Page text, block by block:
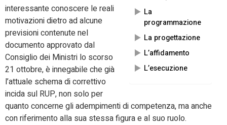
La
programmazione
La progettazione
L’affidamento
L’esecuzione
interessante conoscere le reali
motivazioni dietro ad alcune
previsioni contenute nel
documento approvato dal
Consiglio dei Ministri lo scorso
21 ottobre, è innegabile che già
l’attuale schema di correttivo
incida sul RUP, non solo per
quanto concerne gli adempimenti di competenza, ma anche
con riferimento alla sua stessa figura e al suo ruolo.